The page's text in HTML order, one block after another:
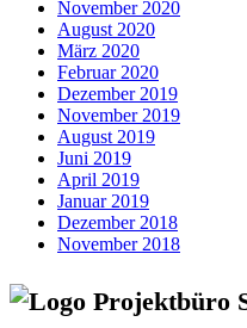
November 2020
August 2020
März 2020
Februar 2020
Dezember 2019
November 2019
August 2019
Juni 2019
April 2019
Januar 2019
Dezember 2018
November 2018